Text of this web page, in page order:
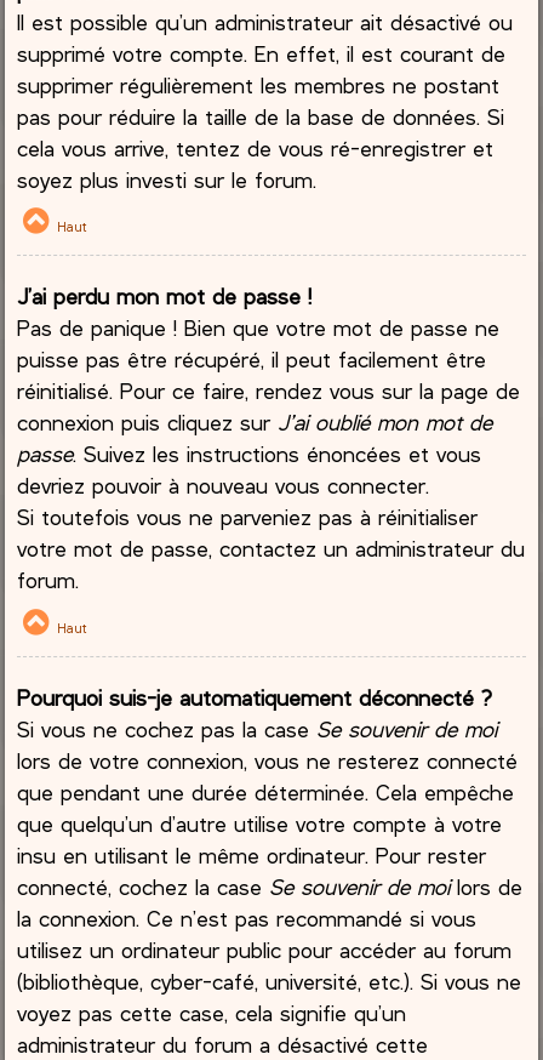
Il est possible qu’un administrateur ait désactivé ou
supprimé votre compte. En effet, il est courant de
supprimer régulièrement les membres ne postant
pas pour réduire la taille de la base de données. Si
cela vous arrive, tentez de vous ré-enregistrer et
soyez plus investi sur le forum.
Haut
J’ai perdu mon mot de passe !
Pas de panique ! Bien que votre mot de passe ne
puisse pas être récupéré, il peut facilement être
réinitialisé. Pour ce faire, rendez vous sur la page de
connexion puis cliquez sur J’ai oublié mon mot de
passe. Suivez les instructions énoncées et vous
devriez pouvoir à nouveau vous connecter.
Si toutefois vous ne parveniez pas à réinitialiser
votre mot de passe, contactez un administrateur du
forum.
Haut
Pourquoi suis-je automatiquement déconnecté ?
Si vous ne cochez pas la case Se souvenir de moi
lors de votre connexion, vous ne resterez connecté
que pendant une durée déterminée. Cela empêche
que quelqu’un d’autre utilise votre compte à votre
insu en utilisant le même ordinateur. Pour rester
connecté, cochez la case Se souvenir de moilors de
la connexion. Ce n’est pas recommandé si vous
utilisez un ordinateur public pour accéder au forum
(bibliothèque, cyber-café, université, etc.). Si vous ne
voyez pas cette case, cela signifie qu’un
administrateur du forum a désactivé cette